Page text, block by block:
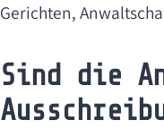
Gerichten,
Sind die